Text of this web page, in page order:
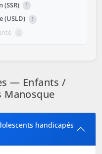
1
(USLD) 1
0
— Enfants /
Manosque
handicapés